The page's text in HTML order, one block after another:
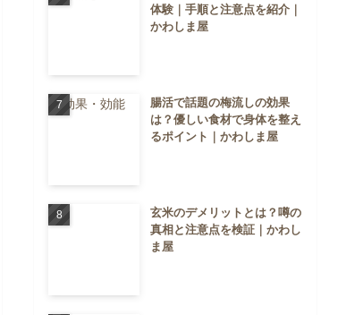
体験｜手順と注意点を紹介｜
かわしま屋
腸活で話題の梅流しの効果
は？優しい食材で身体を整え
るポイント｜かわしま屋
玄米のデメリットとは？噂の
真相と注意点を検証｜かわし
ま屋